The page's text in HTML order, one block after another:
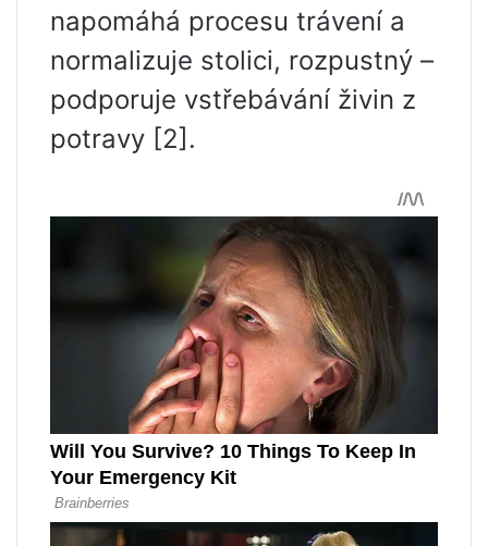
napomáhá procesu trávení a
normalizuje stolici, rozpustný –
podporuje vstřebávání živin z
potravy [2].